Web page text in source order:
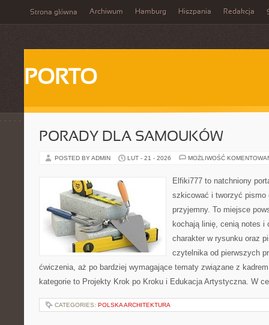
Strona główna Archiwum Hamburg Hiszpania Redakcja
PORTO
PORADY DLA SAMOUKÓW
POSTED BY ADMIN LUT - 21 - 2026 MOŻLIWOŚĆ
Elfiki777 to natchniony
szkicować i tworzyć pismo
przyjemny. To miejsce
kochają linię, cenią notes i
charakter w rysunku oraz
czytelnika od pierwszych
ćwiczenia, aż po bardziej wymagające tematy związane z
kategorie to Projekty Krok po Kroku i Edukacja Artystyczna. W
CATEGORIES: POLSKA ARCHITEKTURA